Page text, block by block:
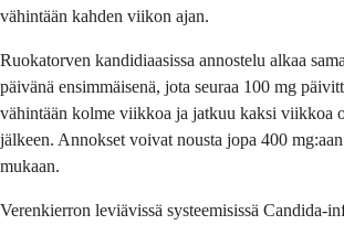
vähintään kahden viikon ajan.
Ruokatorven kandidiaasissa annostelu alkaa
päivänä ensimmäisenä, jota seuraa 100 mg
vähintään kolme viikkoa ja jatkuu kaksi viikkoa
jälkeen. Annokset voivat nousta jopa 400 mg:aan
mukaan.
Verenkierron leviävissä systeemisissä Candida-